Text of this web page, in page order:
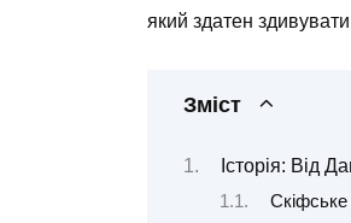
який здатен
Зміст
Історія: Від